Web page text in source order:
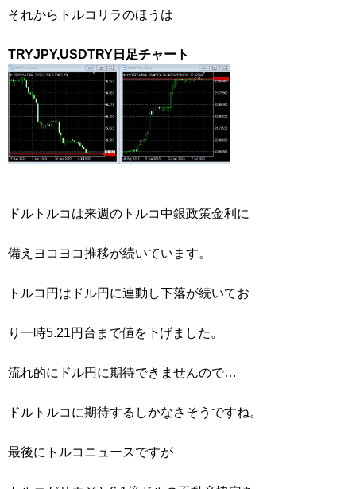
それからトルコリラのほうは
TRYJPY,USDTRY日足チャート
ドルトルコは来週のトルコ中銀政策金利に
備えヨコヨコ推移が続いています。
トルコ円はドル円に連動し下落が続いてお
り一時5.21円台まで値を下げました。
流れ的にドル円に期待できませんので…
ドルトルコに期待するしかなさそうですね。
最後にトルコニュースですが